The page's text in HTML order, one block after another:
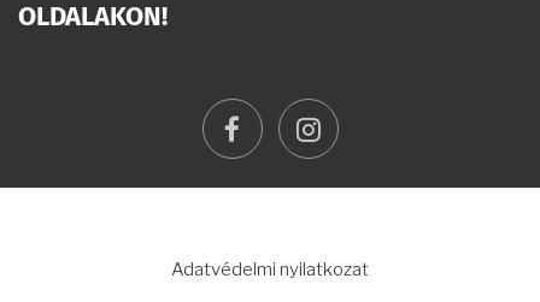
OLDALAKON!
facebookinstagram
Adatvédelmi nyilatkozat